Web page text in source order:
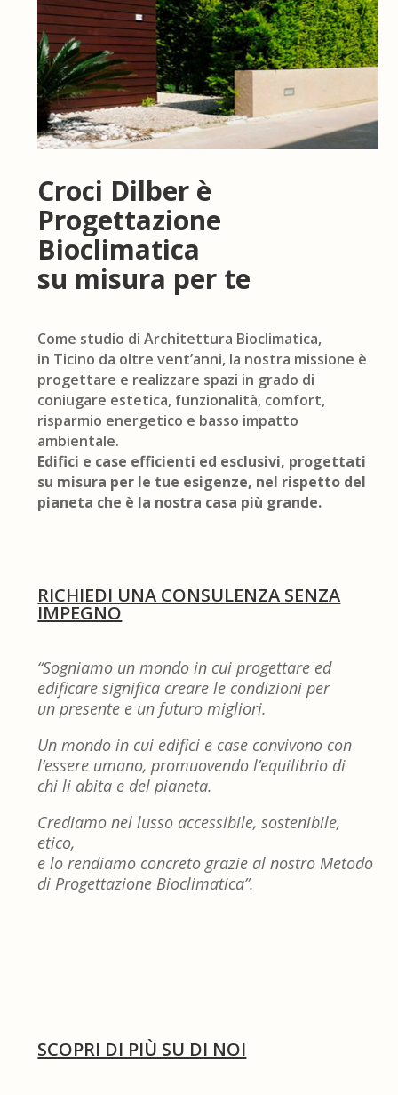
Croci Dilber è
Progettazione
Bioclimatica
su misura per te
Come studio di Architettura Bioclimatica,
in Ticino da oltre vent’anni, la nostra missione è
progettare e realizzare spazi in grado di
coniugare estetica, funzionalità, comfort,
risparmio energetico e basso impatto
ambientale.
Edifici e case efficienti ed esclusivi, progettati
su misura per le tue esigenze, nel rispetto del
pianeta che è la nostra casa più grande.
RICHIEDI UNA CONSULENZA SENZA
IMPEGNO
“Sogniamo un mondo in cui progettare ed
edificare significa creare le condizioni per
un presente e un futuro migliori.
Un mondo in cui edifici e case convivono con
l’essere umano, promuovendo l’equilibrio di
chi li abita e del pianeta.
Crediamo nel lusso accessibile, sostenibile,
etico,
e lo rendiamo concreto grazie al nostro Metodo
di Progettazione Bioclimatica”.
SCOPRI DI PIÙ SU DI NOI